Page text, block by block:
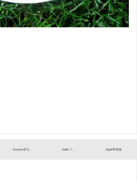
Amazon亚马... Dollar T... Apple苹果验